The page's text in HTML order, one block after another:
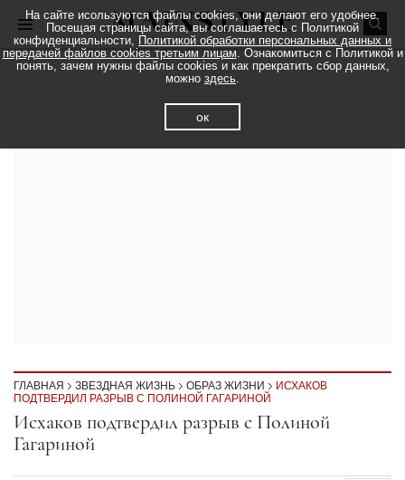
ГЛАВНАЯ ЗВЕЗДНАЯ ЖИЗНЬ ОБРАЗ ЖИЗНИ
ИСХАКОВ
ПОДТВЕРДИЛ РАЗРЫВ С ПОЛИНОЙ ГАГАРИНОЙ
Секция статей
Исхаков подтвердил разрыв с Полиной
Гагариной
На сайте исользуются файлы cookies, они делают его удобнее.
Посещая страницы сайта, вы соглашаетесь с Политикой
конфиденциальности, Политикой обработки персональных данных и
передачей файлов cookies третьим лицам. Ознакомиться с Политикой и
понять, зачем нужны файлы cookies и как прекратить сбор данных,
можно здесь.
ок